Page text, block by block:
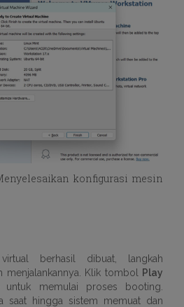
konfigurasi mesin
berhasil dibuat, langkah
menjalankannya. Klik tombol
Play
untuk memulai proses booting.
saat hingga sistem memuat dan